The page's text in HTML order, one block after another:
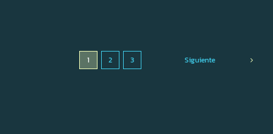
1 2 3 Siguiente